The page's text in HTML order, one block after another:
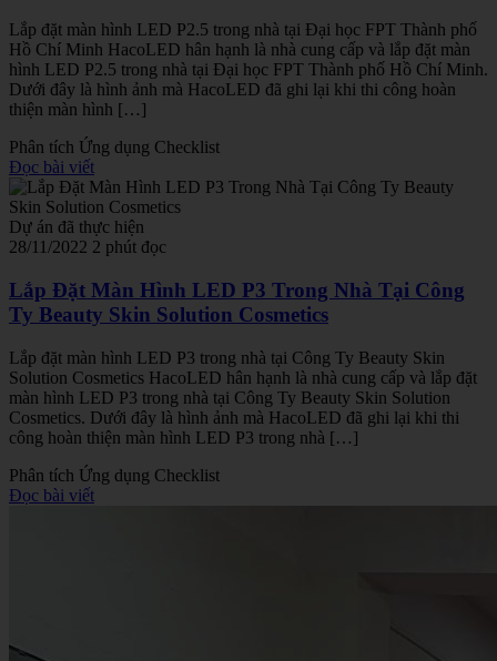
Lắp đặt màn hình LED P2.5 trong nhà tại Đại học FPT Thành phố
Hồ Chí Minh HacoLED hân hạnh là nhà cung cấp và lắp đặt màn
hình LED P2.5 trong nhà tại Đại học FPT Thành phố Hồ Chí Minh.
Dưới đây là hình ảnh mà HacoLED đã ghi lại khi thi công hoàn
thiện màn hình […]
Phân tích Ứng dụng Checklist
Đọc bài viết
Dự án đã thực hiện
28/11/2022 2 phút đọc
Lắp Đặt Màn Hình LED P3 Trong Nhà Tại Công
Ty Beauty Skin Solution Cosmetics
Lắp đặt màn hình LED P3 trong nhà tại Công Ty Beauty Skin
Solution Cosmetics HacoLED hân hạnh là nhà cung cấp và lắp đặt
màn hình LED P3 trong nhà tại Công Ty Beauty Skin Solution
Cosmetics. Dưới đây là hình ảnh mà HacoLED đã ghi lại khi thi
công hoàn thiện màn hình LED P3 trong nhà […]
Phân tích Ứng dụng Checklist
Đọc bài viết